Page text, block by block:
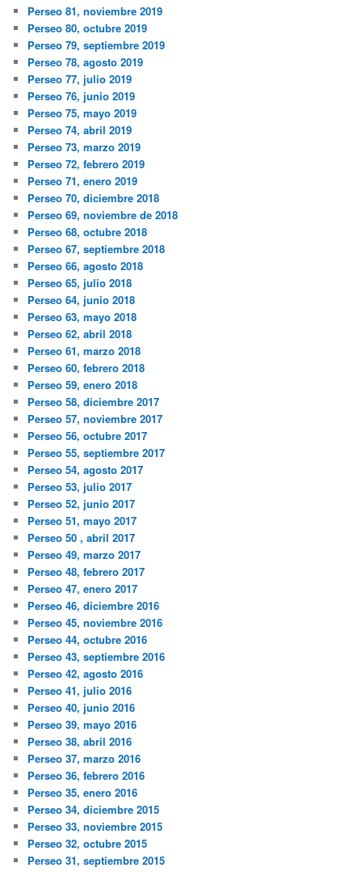
Perseo 81, noviembre 2019
Perseo 80, octubre 2019
Perseo 79, septiembre 2019
Perseo 78, agosto 2019
Perseo 77, julio 2019
Perseo 76, junio 2019
Perseo 75, mayo 2019
Perseo 74, abril 2019
Perseo 73, marzo 2019
Perseo 72, febrero 2019
Perseo 71, enero 2019
Perseo 70, diciembre 2018
Perseo 69, noviembre de 2018
Perseo 68, octubre 2018
Perseo 67, septiembre 2018
Perseo 66, agosto 2018
Perseo 65, julio 2018
Perseo 64, junio 2018
Perseo 63, mayo 2018
Perseo 62, abril 2018
Perseo 61, marzo 2018
Perseo 60, febrero 2018
Perseo 59, enero 2018
Perseo 58, diciembre 2017
Perseo 57, noviembre 2017
Perseo 56, octubre 2017
Perseo 55, septiembre 2017
Perseo 54, agosto 2017
Perseo 53, julio 2017
Perseo 52, junio 2017
Perseo 51, mayo 2017
Perseo 50 , abril 2017
Perseo 49, marzo 2017
Perseo 48, febrero 2017
Perseo 47, enero 2017
Perseo 46, diciembre 2016
Perseo 45, noviembre 2016
Perseo 44, octubre 2016
Perseo 43, septiembre 2016
Perseo 42, agosto 2016
Perseo 41, julio 2016
Perseo 40, junio 2016
Perseo 39, mayo 2016
Perseo 38, abril 2016
Perseo 37, marzo 2016
Perseo 36, febrero 2016
Perseo 35, enero 2016
Perseo 34, diciembre 2015
Perseo 33, noviembre 2015
Perseo 32, octubre 2015
Perseo 31, septiembre 2015